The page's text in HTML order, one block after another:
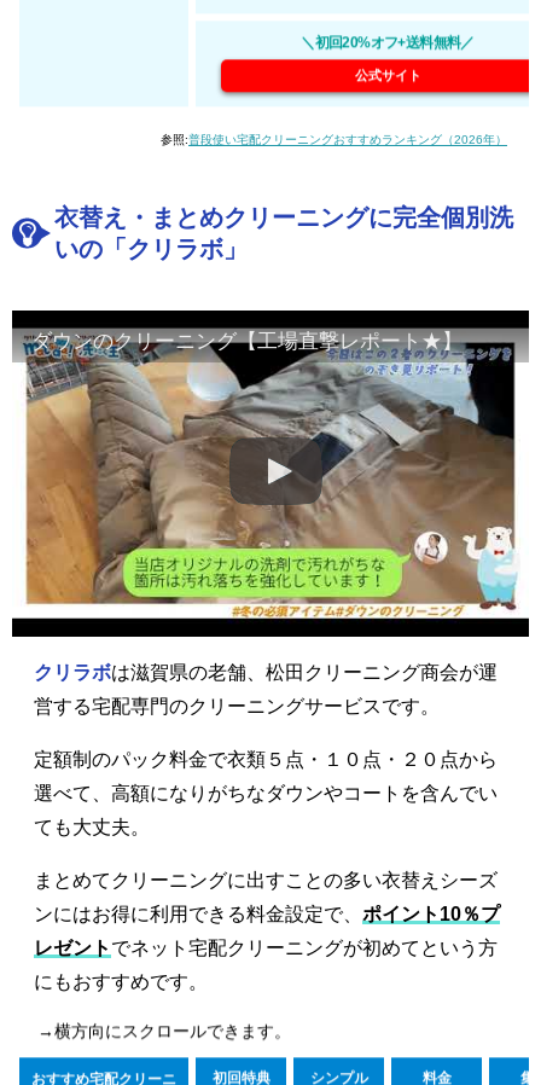
＼初回20%オフ+送料無料／
公式サイト
参照:普段使い宅配クリーニングおすすめランキング（2026年）
衣替え・まとめクリーニングに完全個別洗
いの「クリラボ」
ダウンのクリーニング【工場直撃レポート★】
クリラボは滋賀県の老舗、松田クリーニング商会が運
営する宅配専門のクリーニングサービスです。
定額制のパック料金で衣類５点・１０点・２０点から
選べて、高額になりがちなダウンやコートを含んでい
ても大丈夫。
まとめてクリーニングに出すことの多い衣替えシーズ
ンにはお得に利用できる料金設定で、 ポイント10％プ
レゼント でネット宅配クリーニングが初めてという方
にもおすすめです。
→横方向にスクロールできます。
おすすめ宅配クリーニ 初回特典 シンプル 料金 集